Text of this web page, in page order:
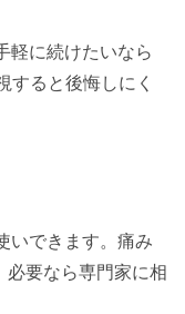
軽に続けたいなら
すると後悔しにく
いできます。痛み
必要なら専門家に相